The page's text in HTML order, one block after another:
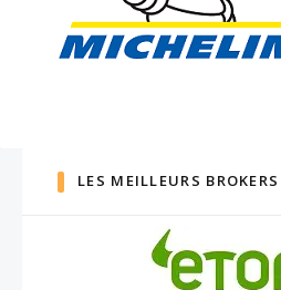
LES MEILLEURS